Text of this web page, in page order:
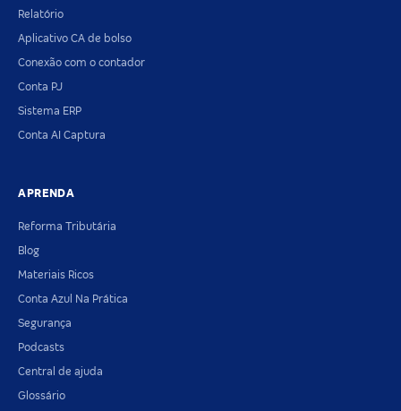
Relatório
Aplicativo CA de bolso
Conexão com o contador
Conta PJ
Sistema ERP
Conta AI Captura
APRENDA
Reforma Tributária
Blog
Materiais Ricos
Conta Azul Na Prática
Segurança
Podcasts
Central de ajuda
Glossário